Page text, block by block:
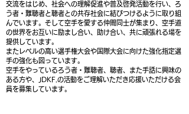
交流をはじめ、社会への理解促進や普及啓発活動を行い、ろ
う者・難聴者と聴者との共存社会に結びつけるように取り組
んでいます。そして空手を愛する仲間同士が集まり、空手道
の世界をお互いに励まし合い、助け合い、共に頑張れる場を
提供しています。
またレベルの高い選手権大会や国際大会に向けた強化指定選
手の強化も図っています。
空手をやっているろう者・難聴者、聴者、また手話に興味の
ある方や、JDKF.の活動をご理解いただき応援いただける会
員を募集しています。